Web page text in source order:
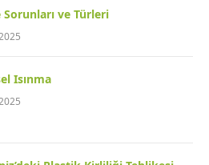
Sorunları ve Türleri
Isınma